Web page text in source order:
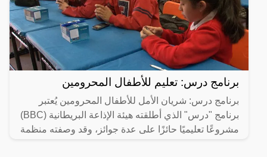
برنامج درس: تعليم للأطفال المحرومين
برنامج درس: شريان الأمل للأطفال المحرومين يُعتبر
برنامج "درس" الذي أطلقته هيئة الإذاعة البريطانية (BBC)
مشروعًا تعليميًا حائزًا على عدة جوائز، وقد وصفته منظمة